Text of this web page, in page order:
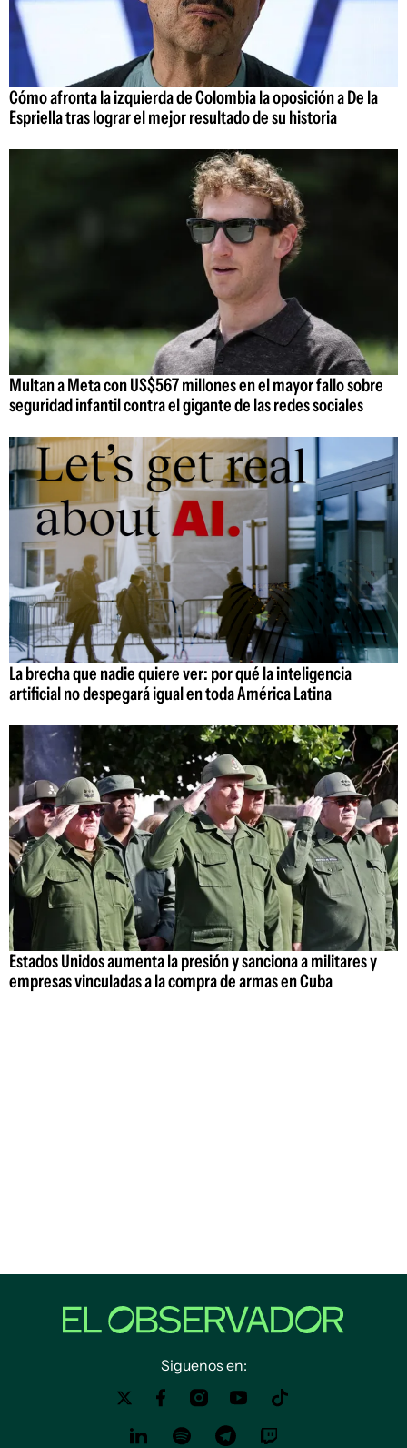
Cómo afronta la izquierda de Colombia la oposición a De la
Espriella tras lograr el mejor resultado de su historia
Multan a Meta con US$567 millones en el mayor fallo sobre
seguridad infantil contra el gigante de las redes sociales
La brecha que nadie quiere ver: por qué la inteligencia
artificial no despegará igual en toda América Latina
Estados Unidos aumenta la presión y sanciona a militares y
empresas vinculadas a la compra de armas en Cuba
Siguenos en: